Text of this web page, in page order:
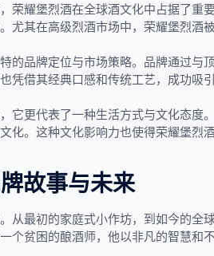
荣耀堡烈酒在全球酒文化中占据了重
尤其在高级烈酒市场中，荣耀堡烈酒
的品牌定位与市场策略。品牌通过与
凭借其经典口感和传统工艺，成功吸
它更代表了一种生活方式与文化态度
化。这种文化影响力也使得荣耀堡烈
故事与未来
从最初的家庭式小作坊，到如今的全
个贫困的酿酒师，他以非凡的智慧和